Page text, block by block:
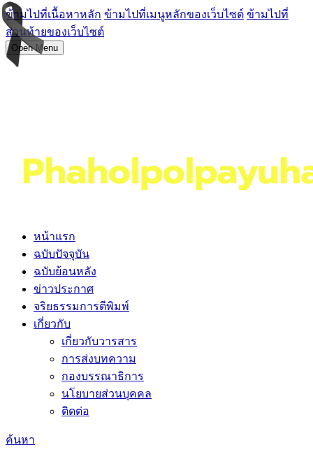
ข้ามไปที่เนื้อหาหลัก ข้ามไปที่เมนูหลักของเว็บไซต์ ข้ามไปที่
ส่วนท้ายของเว็บไซต์
Open Menu
หน้าแรก
ฉบับปัจจุบัน
ฉบับย้อนหลัง
ข่าวประกาศ
จริยธรรมการตีพิมพ์
เกี่ยวกับ
เกี่ยวกับวารสาร
การส่งบทความ
กองบรรณาธิการ
นโยบายส่วนบุคคล
ติดต่อ
ค้นหา